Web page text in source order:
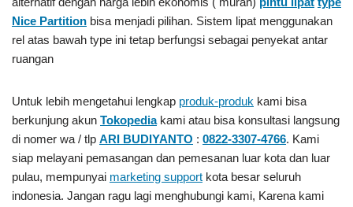
Nice Partition bisa menjadi pilihan. Sistem lipat menggunakan
rel atas bawah type ini tetap berfungsi sebagai penyekat antar
ruangan
Untuk lebih mengetahui lengkap produk-produk kami bisa
berkunjung akun Tokopediakami atau bisa konsultasi langsung
di nomer wa / tlp ARI BUDIYANTO : 0822-3307-4766. Kami
siap melayani pemasangan dan pemesanan luar kota dan luar
pulau, mempunyai marketing support kota besar seluruh
indonesia. Jangan ragu lagi menghubungi kami, Karena kami